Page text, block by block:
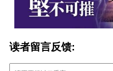
读者留言反馈: